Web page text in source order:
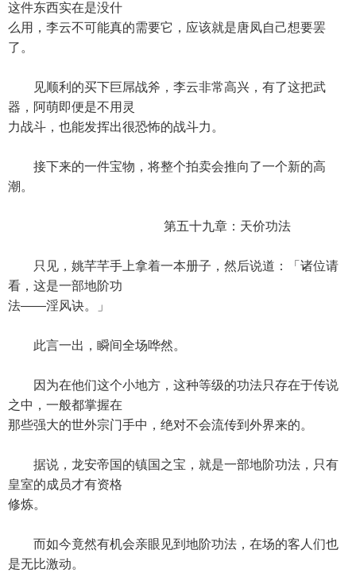
这件东西实在是没什
么用，李云不可能真的需要它，应该就是唐凤自己想要罢
了。
见顺利的买下巨屌战斧，李云非常高兴，有了这把武
器，阿萌即便是不用灵
力战斗，也能发挥出很恐怖的战斗力。
接下来的一件宝物，将整个拍卖会推向了一个新的高
潮。
第五十九章：天价功法
只见，姚芊芊手上拿着一本册子，然后说道：「诸位请
看，这是一部地阶功
法——淫风诀。」
此言一出，瞬间全场哗然。
因为在他们这个小地方，这种等级的功法只存在于传说
之中，一般都掌握在
那些强大的世外宗门手中，绝对不会流传到外界来的。
据说，龙安帝国的镇国之宝，就是一部地阶功法，只有
皇室的成员才有资格
修炼。
而如今竟然有机会亲眼见到地阶功法，在场的客人们也
是无比激动。